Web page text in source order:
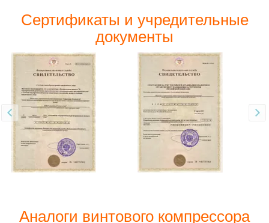
Сертификаты и учредительные
документы
Аналоги винтового компрессора